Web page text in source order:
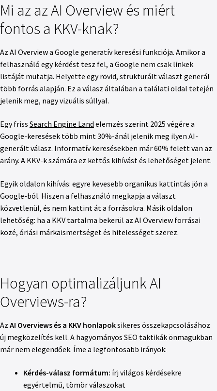
Mi az az AI Overview és miért
fontos a KKV-knak?
Az AI Overview a Google generatív keresési funkciója. Amikor a
felhasználó egy kérdést tesz fel, a Google nem csak linkek
listáját mutatja. Helyette egy rövid, strukturált választ generál
több forrás alapján. Ez a válasz általában a találati oldal tetején
jelenik meg, nagy vizuális súllyal.
Egy friss Search Engine Land elemzés szerint 2025 végére a
Google-keresések több mint 30%-ánál jelenik meg ilyen AI-
generált válasz. Informatív keresésekben már 60% felett van az
arány. A KKV-k számára ez kettős kihívást és lehetőséget jelent.
Egyik oldalon kihívás: egyre kevesebb organikus kattintás jön a
Google-ból. Hiszen a felhasználó megkapja a választ
közvetlenül, és nem kattint át a forrásokra. Másik oldalon
lehetőség: ha a KKV tartalma bekerül az AI Overview forrásai
közé, óriási márkaismertséget és hitelességet szerez.
Hogyan optimalizáljunk AI
Overviews-ra?
Az AI Overviews és a KKV honlapoksikeres összekapcsolásához
új megközelítés kell. A hagyományos SEO taktikák önmagukban
már nem elegendőek. Íme a legfontosabb irányok:
Kérdés-válasz formátum: írj világos kérdésekre
egyértelmű, tömör válaszokat